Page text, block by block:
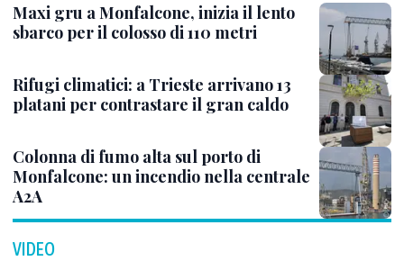
Maxi gru a Monfalcone, inizia il lento
sbarco per il colosso di 110 metri
Rifugi climatici: a Trieste arrivano 13
platani per contrastare il gran caldo
Colonna di fumo alta sul porto di
Monfalcone: un incendio nella centrale
A2A
VIDEO